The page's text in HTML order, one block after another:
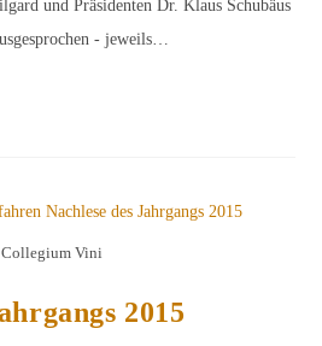
und Präsidenten Dr. Klaus Schubäus
- jeweils…
Collegium Vini
2015